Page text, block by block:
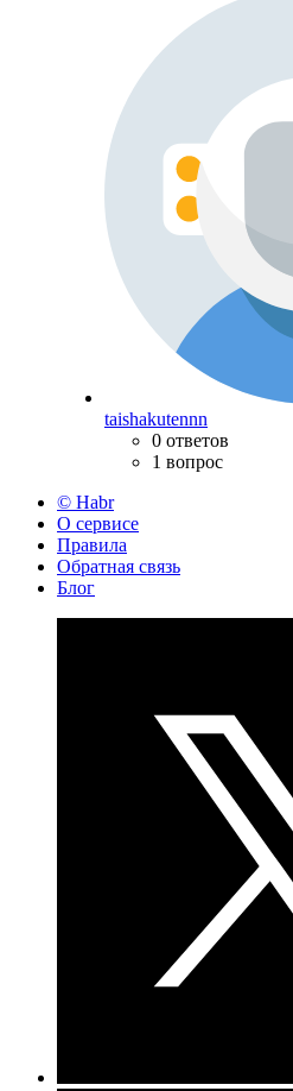
taishakutennn
0 ответов
1 вопрос
© Habr
О сервисе
Правила
Обратная связь
Блог